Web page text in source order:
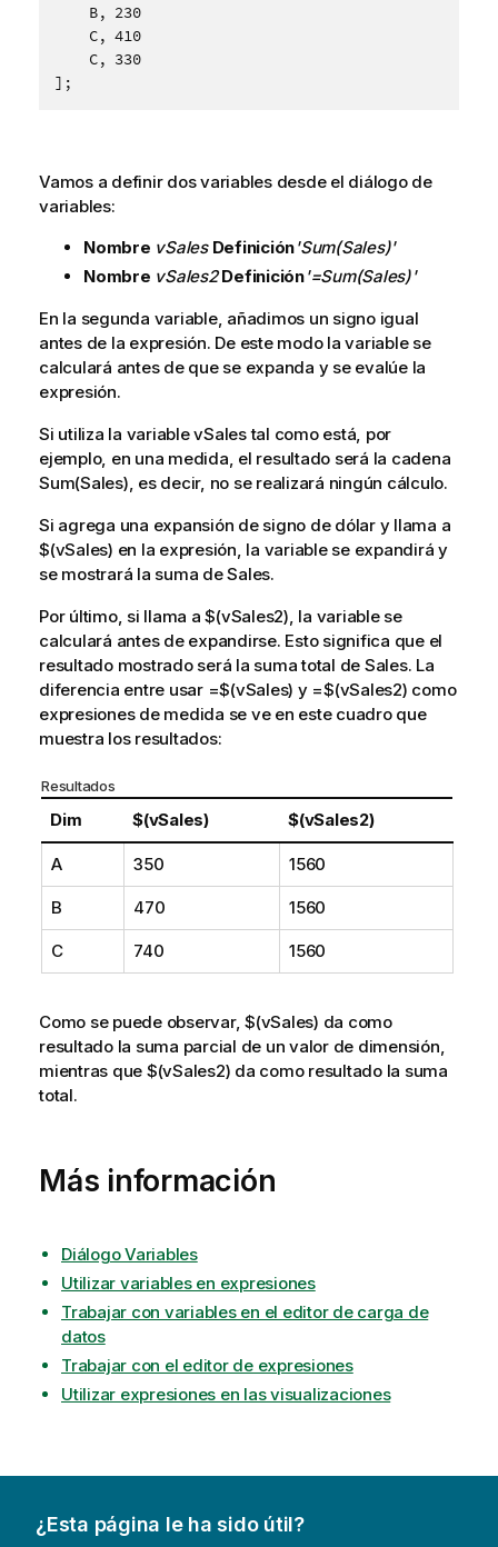
    B, 230
    C, 410
    C, 330
];
Vamos a definir dos variables desde el diálogo de
variables:
Nombre vSales Definición'Sum(Sales)'
Nombre vSales2 Definición'=Sum(Sales)'
En la segunda variable, añadimos un signo igual
antes de la expresión. De este modo la variable se
calculará antes de que se expanda y se evalúe la
expresión.
Si utiliza la variablevSalestal como está, por
ejemplo, en una medida, el resultado será la cadena
Sum(Sales), es decir, no se realizará ningún cálculo.
Si agrega una expansión de signo de dólar y llama a
$(vSales) en la expresión, la variable se expandirá y
se mostrará la suma deSales.
Por último, si llama a$(vSales2), la variable se
calculará antes de expandirse. Esto significa que el
resultado mostrado será la suma total de Sales. La
diferencia entre usar =$(vSales) y =$(vSales2) como
expresiones de medida se ve en este cuadro que
muestra los resultados:
Resultados
Dim $(vSales) $(vSales2)
A 350 1560
B 470 1560
C 740 1560
Como se puede observar, $(vSales) da como
resultado la suma parcial de un valor de dimensión,
mientras que $(vSales2) da como resultado la suma
total.
Más información
Diálogo Variables
Utilizar variables en expresiones
Trabajar con variables en el editor de carga de
datos
Trabajar con el editor de expresiones
Utilizar expresiones en las visualizaciones
¿Esta página le ha sido útil?